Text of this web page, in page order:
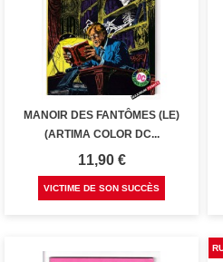
MANOIR DES FANTÔMES (LE)
(ARTIMA COLOR DC...
Prix
11,90 €
VICTIME DE SON SUCCÈS